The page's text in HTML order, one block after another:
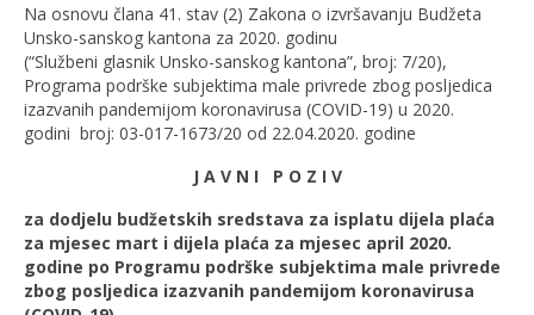
Na osnovu člana 41. stav (2) Zakona o izvršavanju Budžeta
Unsko-sanskog kantona za 2020. godinu
(“Službeni glasnik Unsko-sanskog kantona”, broj: 7/20),
Programa podrške subjektima male privrede zbog posljedica
izazvanih pandemijom koronavirusa (COVID-19) u 2020.
godini broj: 03-017-1673/20 od 22.04.2020. godine
J A V N I P O Z I V
za dodjelu budžetskih sredstava za isplatu dijela plaća
za mjesec mart i dijela plaća za mjesec april 2020.
godine po Programu podrške subjektima male privrede
zbog posljedica izazvanih pandemijom koronavirusa